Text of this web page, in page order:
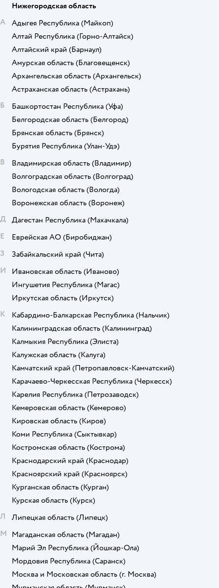
Нижегородская область
А
Адыгея Республика (Майкоп)
Алтай Республика (Горно-Алтайск)
Алтайский край (Барнаул)
Амурская область (Благовещенск)
Архангельская область (Архангельск)
Астраханская область (Астрахань)
Б
Башкортостан Республика (Уфа)
Белгородская область (Белгород)
Брянская область (Брянск)
Бурятия Республика (Улан-Удэ)
В
Владимирская область (Владимир)
Волгоградская область (Волгоград)
Вологодская область (Вологда)
Воронежская область (Воронеж)
Д Дагестан Республика (Махачкала)
Е
Еврейская АО (Биробиджан)
З
Забайкальский край (Чита)
И
Ивановская область (Иваново)
Ингушетия Республика (Магас)
Иркутская область (Иркутск)
К
Кабардино-Балкарская Республика (Нальчик)
Калининградская область (Калининград)
Калмыкия Республика (Элиста)
Калужская область (Калуга)
Камчатский край (Петропавловск-Камчатский)
Карачаево-Черкесская Республика (Черкесск)
Карелия Республика (Петрозаводск)
Кемеровская область (Кемерово)
Кировская область (Киров)
Коми Республика (Сыктывкар)
Костромская область (Кострома)
Краснодарский край (Краснодар)
Красноярский край (Красноярск)
Курганская область (Курган)
Курская область (Курск)
Л
Липецкая область (Липецк)
М Магаданская область (Магадан)
Марий Эл Республика (Йошкар-Ола)
Мордовия Республика (Саранск)
Москва и Московская область (г. Москва)